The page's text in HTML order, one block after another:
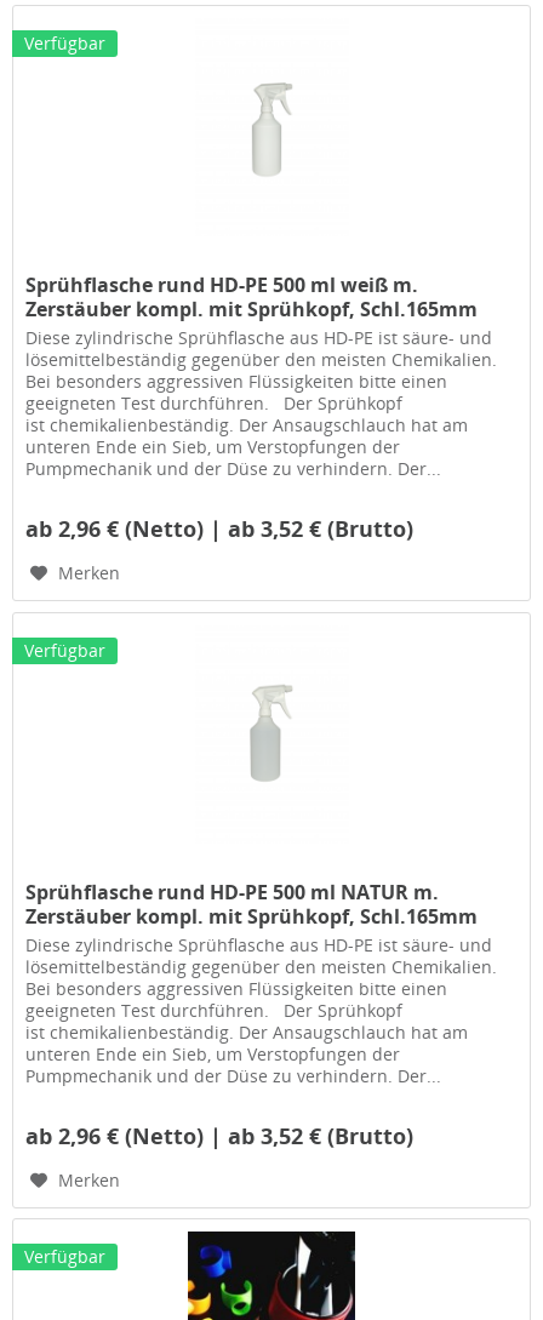
Verfügbar
Sprühflasche rund HD-PE 500 ml weiß m.
Zerstäuber kompl. mit Sprühkopf, Schl.165mm
Diese zylindrische Sprühflasche aus HD-PE ist säure- und
lösemittelbeständig gegenüber den meisten Chemikalien.
Bei besonders aggressiven Flüssigkeiten bitte einen
geeigneten Test durchführen. Der Sprühkopf
ist chemikalienbeständig. Der Ansaugschlauch hat am
unteren Ende ein Sieb, um Verstopfungen der
Pumpmechanik und der Düse zu verhindern. Der...
ab 2,96 € (Netto) | ab 3,52 € (Brutto)
Merken
Verfügbar
Sprühflasche rund HD-PE 500 ml NATUR m.
Zerstäuber kompl. mit Sprühkopf, Schl.165mm
Diese zylindrische Sprühflasche aus HD-PE ist säure- und
lösemittelbeständig gegenüber den meisten Chemikalien.
Bei besonders aggressiven Flüssigkeiten bitte einen
geeigneten Test durchführen. Der Sprühkopf
ist chemikalienbeständig. Der Ansaugschlauch hat am
unteren Ende ein Sieb, um Verstopfungen der
Pumpmechanik und der Düse zu verhindern. Der...
ab 2,96 € (Netto) | ab 3,52 € (Brutto)
Merken
Verfügbar